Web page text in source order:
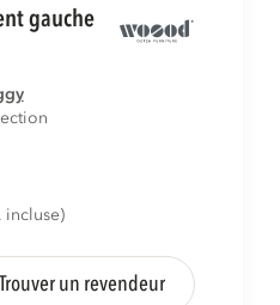
incluse)
Trouver un revendeur